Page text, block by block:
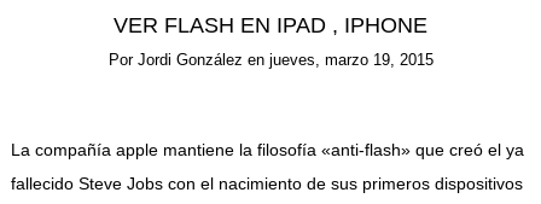
VER FLASH EN IPAD , IPHONE
Por Jordi González en jueves, marzo 19, 2015
La compañía apple mantiene la filosofía «anti-flash» que creó el ya
fallecido Steve Jobs con el nacimiento de sus primeros dispositivos